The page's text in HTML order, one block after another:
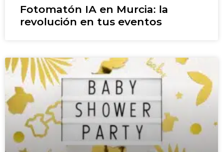
Fotomatón IA en Murcia: la
revolución en tus eventos